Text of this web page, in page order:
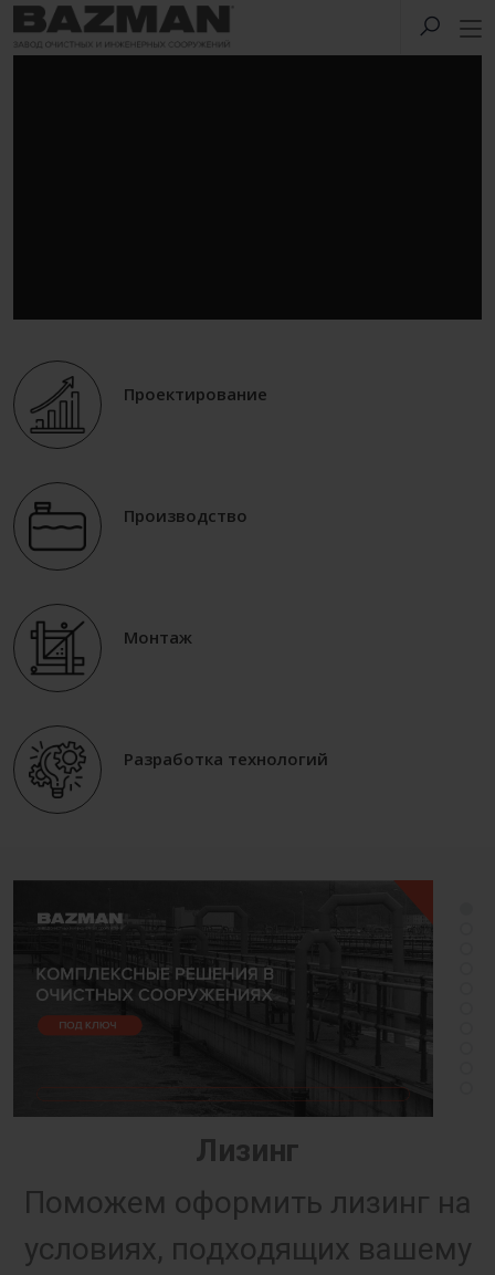
Проектирование
Производство
Монтаж
Разработка технологий
Лизинг
Поможем оформить лизинг на
условиях, подходящих вашему